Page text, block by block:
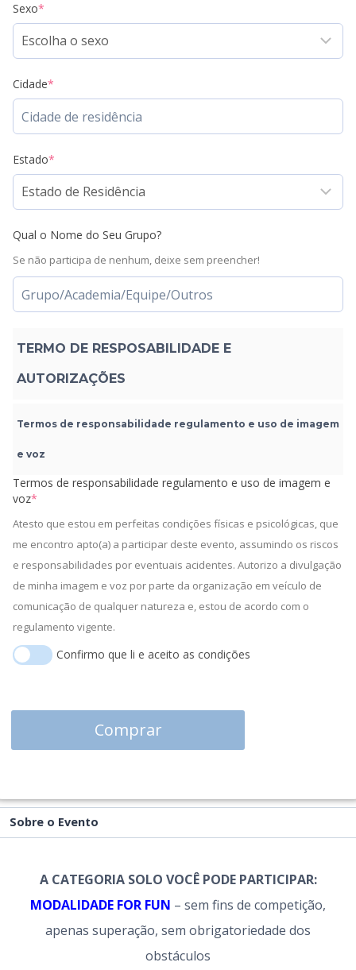
Sobre o Evento
A CATEGORIA SOLO VOCÊ PODE PARTICIPAR:
MODALIDADE FOR FUN – sem fins de competição,
apenas superação, sem obrigatoriedade dos
obstáculos
Sexo*
Cidade*
Estado*
Qual o Nome do Seu Grupo?
Se não participa de nenhum, deixe sem preencher!
TERMO DE RESPOSABILIDADE E
AUTORIZAÇÕES
Termos de responsabilidade regulamento e uso de imagem
e voz
Termos de responsabilidade regulamento e uso de imagem e
voz*
Atesto que estou em perfeitas condições físicas e psicológicas, que
me encontro apto(a) a participar deste evento, assumindo os riscos
e responsabilidades por eventuais acidentes. Autorizo a divulgação
de minha imagem e voz por parte da organização em veículo de
comunicação de qualquer natureza e, estou de acordo com o
regulamento vigente.
Confirmo que li e aceito as condições
Comprar